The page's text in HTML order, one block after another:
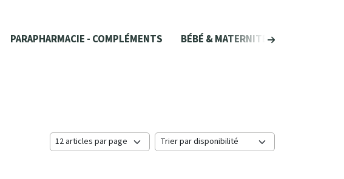
PARAPHARMACIE - COMPLÉMENTS BÉBÉ & MATERNITÉ